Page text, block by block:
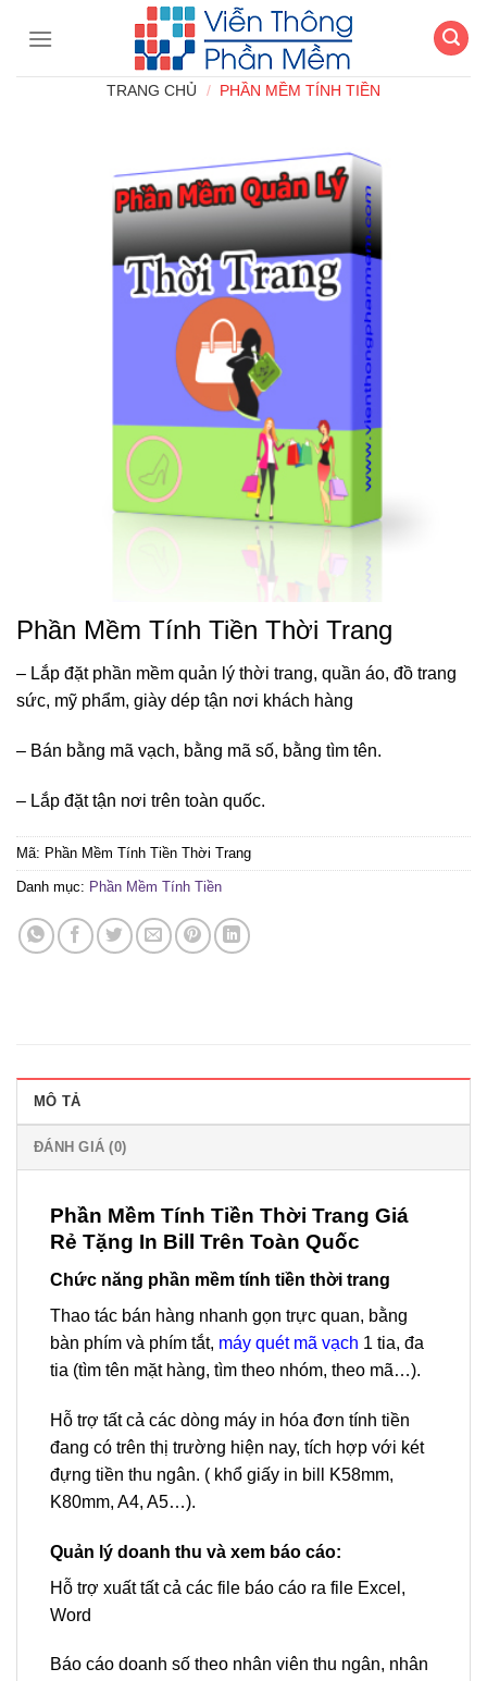
TRANG CHỦ / PHẦN MỀM TÍNH TIỀN
Phần Mềm Tính Tiền Thời Trang
– Lắp đặt phần mềm quản lý thời trang, quần áo, đồ trang
sức, mỹ phẩm, giày dép tận nơi khách hàng
– Bán bằng mã vạch, bằng mã số, bằng tìm tên.
– Lắp đặt tận nơi trên toàn quốc.
Mã: Phần Mềm Tính Tiền Thời Trang
Danh mục: Phần Mềm Tính Tiền
MÔ TẢ
ĐÁNH GIÁ (0)
Phần Mềm Tính Tiền Thời Trang Giá
Rẻ Tặng In Bill Trên Toàn Quốc
Chức năng phần mềm tính tiền thời trang
Thao tác bán hàng nhanh gọn trực quan, bằng
bàn phím và phím tắt, máy quét mã vạch 1 tia, đa
tia (tìm tên mặt hàng, tìm theo nhóm, theo mã…).
Hỗ trợ tất cả các dòng máy in hóa đơn tính tiền
đang có trên thị trường hiện nay, tích hợp với két
đựng tiền thu ngân. ( khổ giấy in bill K58mm,
K80mm, A4, A5…).
Quản lý doanh thu và xem báo cáo:
Hỗ trợ xuất tất cả các file báo cáo ra file Excel,
Word
Báo cáo doanh số theo nhân viên thu ngân, nhân